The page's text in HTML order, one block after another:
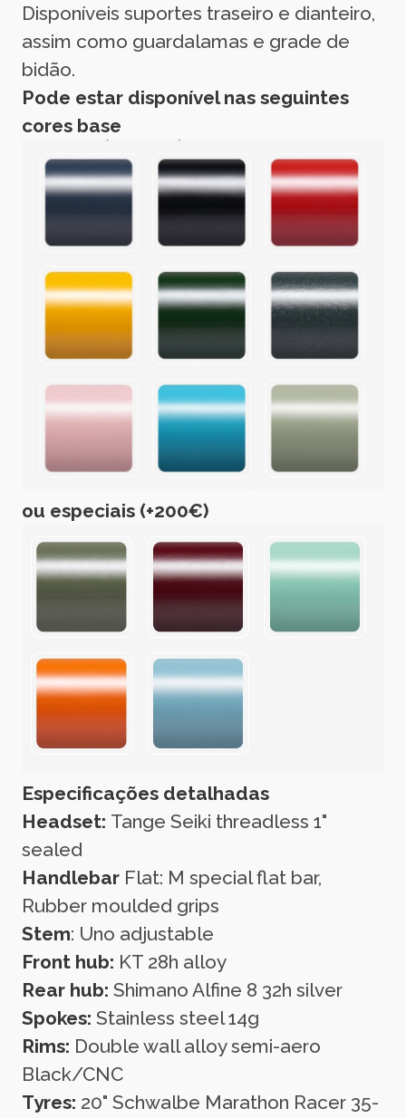
Disponíveis suportes traseiro e dianteiro,
assim como guardalamas e grade de
bidão.
Pode estar disponível nas seguintes
cores base
ou especiais (+200€)
Especificações detalhadas
Headset: Tange Seiki threadless 1"
sealed
Handlebar Flat: M special flat bar,
Rubber moulded grips
Stem: Uno adjustable
Front hub: KT 28h alloy
Rear hub: Shimano Alfine 8 32h silver
Spokes: Stainless steel 14g
Rims: Double wall alloy semi-aero
Black/CNC
Tyres: 20" Schwalbe Marathon Racer 35-